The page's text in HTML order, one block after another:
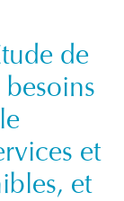
de
besoins
et
et